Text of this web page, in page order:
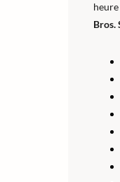
Bros.